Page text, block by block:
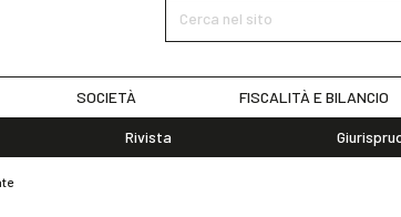
Cerca nel sito
SOCIETÀ FISCALITÀ E BILANCIO
Rivista